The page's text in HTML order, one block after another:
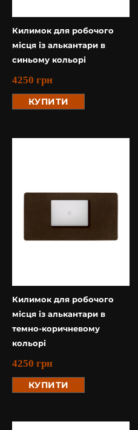
Килимок для робочого
місця із алькантари в
синьому кольорі
4250 грн
КУПИТИ
Килимок для робочого
місця із алькантари в
темно-коричневому
кольорі
4250 грн
КУПИТИ